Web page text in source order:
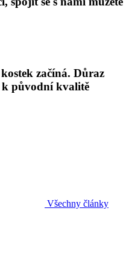
začíná. Důraz
původní kvalitě
Všechny články